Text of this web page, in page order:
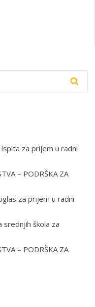
za prijem u radni
– PODRŠKA ZA
za prijem u radni
srednjih škola za
– PODRŠKA ZA